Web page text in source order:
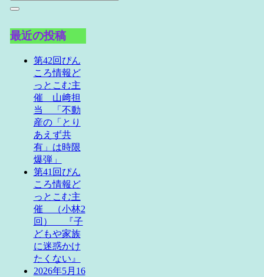
最近の投稿
第42回ぴん
ころ情報ど
っとこむ主
催 山﨑担
当 「不動
産の「とり
あえず共
有」は時限
爆弾」
第41回ぴん
ころ情報ど
っとこむ主
催 （小林2
回） 『子
どもや家族
に迷惑かけ
たくない』
2026年5月16